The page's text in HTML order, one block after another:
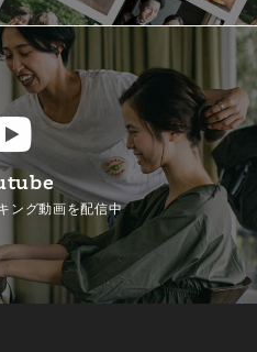
ング動画を配信中